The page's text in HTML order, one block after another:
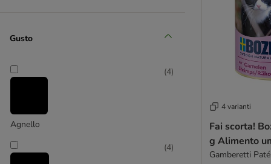
Kitty Cat
Gusto
Agnello
(4)
(4)
4 varianti
Fai scorta!
g Alimento
Gamberetti Paté